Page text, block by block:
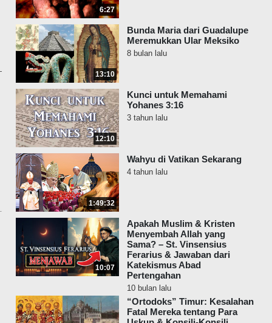
6:27
13:10
Bunda Maria dari Guadalupe
Meremukkan Ular Meksiko
8 bulan lalu
12:10
Kunci untuk Memahami
Yohanes 3:16
3 tahun lalu
1:49:32
Wahyu di Vatikan Sekarang
4 tahun lalu
10:07
Apakah Muslim & Kristen
Menyembah Allah yang
Sama? – St. Vinsensius
Ferarius & Jawaban dari
Katekismus Abad
Pertengahan
10 bulan lalu
“Ortodoks” Timur: Kesalahan
Fatal Mereka tentang Para